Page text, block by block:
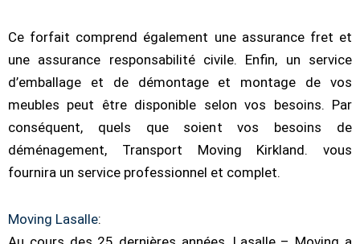
Ce forfait comprend également une assurance fret et
une assurance responsabilité civile. Enfin, un service
d’emballage et de démontage et montage de vos
meubles peut être disponible selon vos besoins. Par
conséquent, quels que soient vos besoins de
déménagement, Transport Moving Kirkland. vous
fournira un service professionnel et complet.
Moving Lasalle: